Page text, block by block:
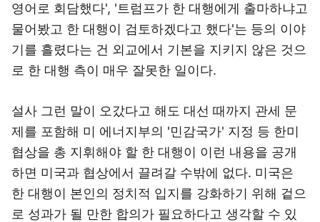
영어로 회담했다', '트럼프가 한 대행에게 출마하냐고
물어봤고 한 대행이 검토하겠다고 했다'는 등의 이야
기를 흘렸다는 건 외교에서 기본을 지키지 않은 것으
로 한 대행 측이 매우 잘못한 일이다.
설사 그런 말이 오갔다고 해도 대선 때까지 관세 문
제를 포함해 미 에너지부의 '민감국가' 지정 등 한미
협상을 총 지휘해야 할 한 대행이 이런 내용을 공개
하면 미국과 협상에서 끌려갈 수밖에 없다. 미국은
한 대행이 본인의 정치적 입지를 강화하기 위해 겉으
로 성과가 될 만한 합의가 필요하다고 생각할 수 있